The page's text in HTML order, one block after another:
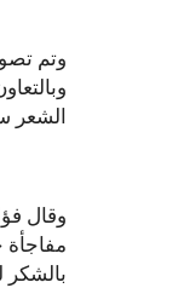
وتم
الشعر
وقال
مفاجأة
بالشكر